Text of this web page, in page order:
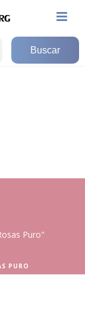
Puro"
PURO